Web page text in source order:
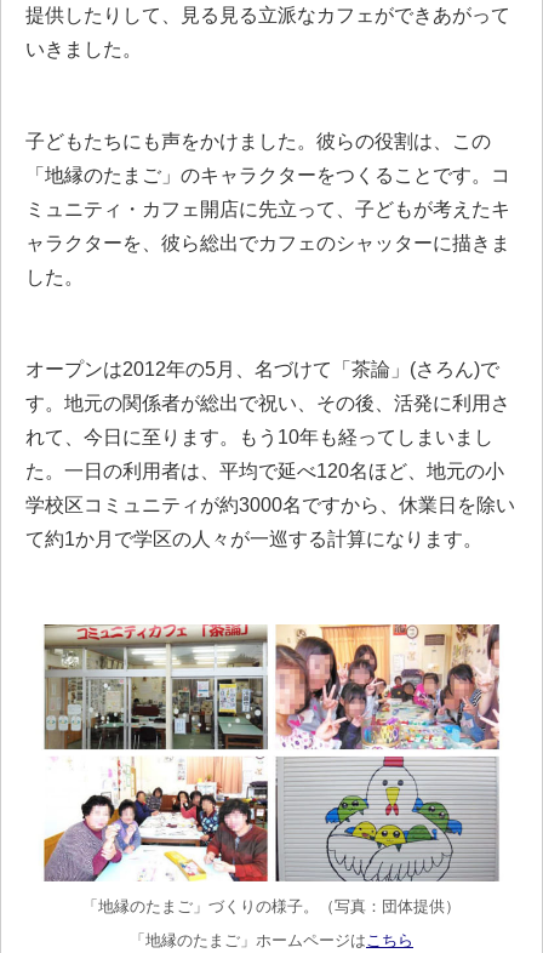
提供したりして、見る見る立派なカフェができあがって
いきました。
子どもたちにも声をかけました。彼らの役割は、この
「地縁のたまご」のキャラクターをつくることです。コ
ミュニティ・カフェ開店に先立って、子どもが考えたキ
ャラクターを、彼ら総出でカフェのシャッターに描きま
した。
オープンは2012年の5月、名づけて「茶論」(さろん)で
す。地元の関係者が総出で祝い、その後、活発に利用さ
れて、今日に至ります。もう10年も経ってしまいまし
た。一日の利用者は、平均で延べ120名ほど、地元の小
学校区コミュニティが約3000名ですから、休業日を除い
て約1か月で学区の人々が一巡する計算になります。
「地縁のたまご」づくりの様子。（写真：団体提供）
「地縁のたまご」ホームページはこちら